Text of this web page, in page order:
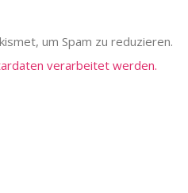
um Spam zu reduzieren.
verarbeitet werden.